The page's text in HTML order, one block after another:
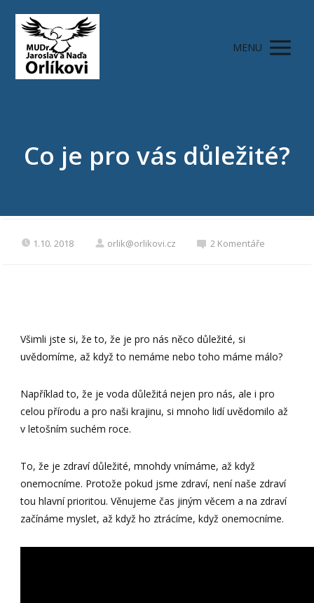
MENU
Co je pro vás důležité?
1.10. 2018 orlik@orlikovi.cz 2 Komentáře
Všimli jste si, že to, že je pro nás něco důležité, si
uvědomíme, až když to nemáme nebo toho máme málo?
Například to, že je voda důležitá nejen pro nás, ale i pro
celou přírodu a pro naši krajinu, si mnoho lidí uvědomilo až
v letošním suchém roce.
To, že je zdraví důležité, mnohdy vnímáme, až když
onemocníme. Protože pokud jsme zdraví, není naše zdraví
tou hlavní prioritou. Věnujeme čas jiným věcem a na zdraví
začínáme myslet, až když ho ztrácíme, když onemocníme.